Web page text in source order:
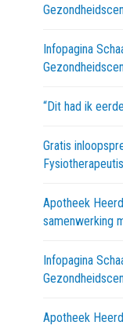
Infopagina
“Dit had ik
Gratis
Apotheek
samenwerking
Infopagina
Apotheek